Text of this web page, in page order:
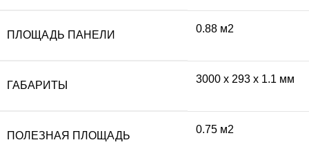
ПЛОЩАДЬ ПАНЕЛИ
0.88 м2
ГАБАРИТЫ
3000 x 293 x 1.1 мм
ПОЛЕЗНАЯ ПЛОЩАДЬ
0.75 м2